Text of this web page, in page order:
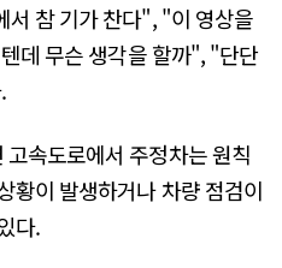
서 참 기가 찬다", "이 영상을
데 무슨 생각을 할까", "단단
속도로에서 주정차는 원칙
황이 발생하거나 차량 점검이
다.